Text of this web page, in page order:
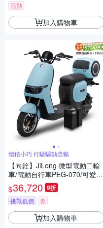
活動
加入購物車
體積小巧 行駛驅動流暢
【向銓】JiLong 微型電動二輪
車/電動自行車PEG-070/可愛馬
CHT-038 (16Ah鋰電池版/電動
自行車)
$36,720 9折
挑戰低價 券
加入購物車